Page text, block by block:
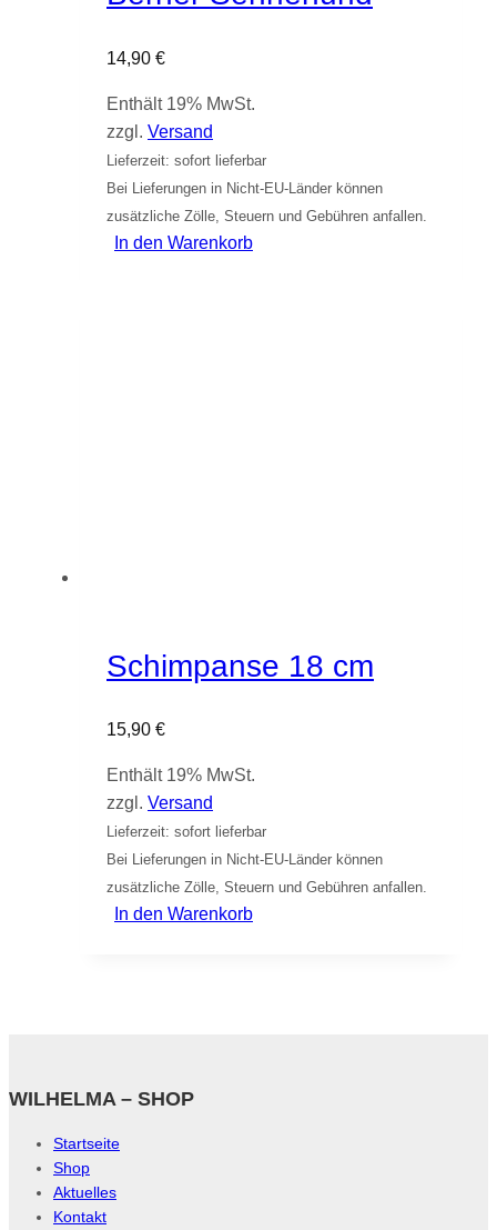
14,90 €
Enthält 19% MwSt.
zzgl. Versand
Lieferzeit: sofort lieferbar
Bei Lieferungen in Nicht-EU-Länder können
zusätzliche Zölle, Steuern und Gebühren anfallen.
In den Warenkorb
Schimpanse 18 cm
15,90 €
Enthält 19% MwSt.
zzgl. Versand
Lieferzeit: sofort lieferbar
Bei Lieferungen in Nicht-EU-Länder können
zusätzliche Zölle, Steuern und Gebühren anfallen.
In den Warenkorb
WILHELMA – SHOP
Startseite
Shop
Aktuelles
Kontakt